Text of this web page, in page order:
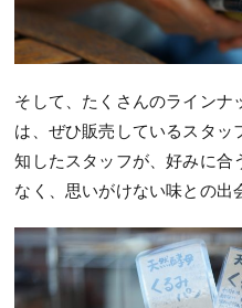
そして、たくさんのラインナ
は、ぜひ販売しているスタッ
知したスタッフが、好みに合
なく、思いがけない味との出